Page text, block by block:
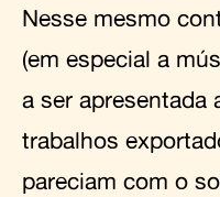
Nesse mesmo
(em especial a
a ser apresentada
trabalhos
pareciam com o